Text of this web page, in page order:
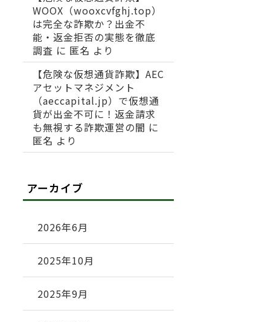
WOOX（wooxcvfghj.top）
は完全な詐欺か？出金不
能・返金拒否の実態を徹底
調査 に 匿名 より
【危険な仮想通貨詐欺】AEC
アセットマネジメント
（aeccapital.jp）で仮想通
貨が出金不可に！返金請求
も無視する詐欺運営の闇 に
匿名 より
アーカイブ
2026年6月
2025年10月
2025年9月